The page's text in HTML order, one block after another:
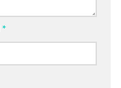
*